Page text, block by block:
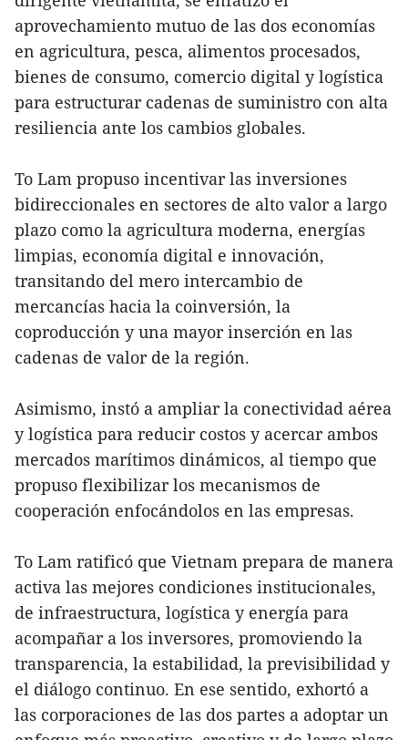
aprovechamiento mutuo de las dos economías
en agricultura, pesca, alimentos procesados,
bienes de consumo, comercio digital y logística
para estructurar cadenas de suministro con alta
resiliencia ante los cambios globales.
To Lam propuso incentivar las inversiones
bidireccionales en sectores de alto valor a largo
plazo como la agricultura moderna, energías
limpias, economía digital e innovación,
transitando del mero intercambio de
mercancías hacia la coinversión, la
coproducción y una mayor inserción en las
cadenas de valor de la región.
Asimismo, instó a ampliar la conectividad aérea
y logística para reducir costos y acercar ambos
mercados marítimos dinámicos, al tiempo que
propuso flexibilizar los mecanismos de
cooperación enfocándolos en las empresas.
To Lam ratificó que Vietnam prepara de manera
activa las mejores condiciones institucionales,
de infraestructura, logística y energía para
acompañar a los inversores, promoviendo la
transparencia, la estabilidad, la previsibilidad y
el diálogo continuo. En ese sentido, exhortó a
las corporaciones de las dos partes a adoptar un